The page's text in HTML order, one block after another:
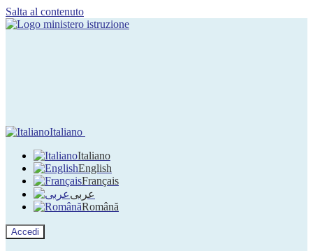
Salta al contenuto
Italiano
Italiano
English
Français
عربى
Română
Accedi